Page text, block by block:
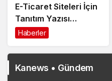
E-Ticaret Siteleri İçin
Tanıtım Yazısı
Stratejileri
Haberler
Kanews • Gündem